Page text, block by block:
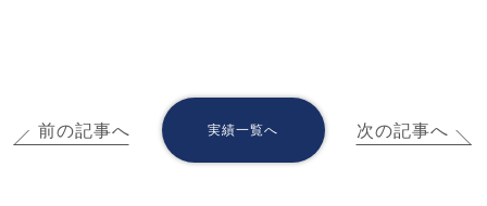
前の記事へ 実績一覧へ 次の記事へ